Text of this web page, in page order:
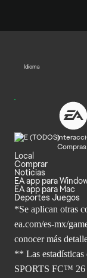
Idioma
Local
Comprar
Noticias
EA app para
EA app para Mac
Deportes Juegos
*Se aplican otras
ea.com/es-mx/
conocer más
** Las
SPORTS FC™ 26